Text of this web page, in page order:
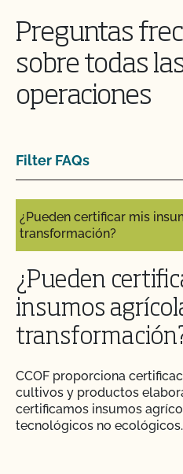
Preguntas
sobre todas
operaciones
Filter FAQs
¿Puedo utilizar el sello
orgánico?
¿Puedo ver mis
MyCCOF?
¿Puedo consultar mis
¿Pueden certificar mis
transformación?
¿Pueden
insumos
CCOF proporciona
cultivos y productos
certificamos insumos
tecnológicos no ecológicos.